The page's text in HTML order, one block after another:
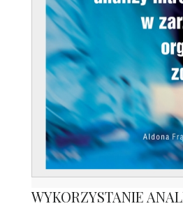
WYKORZYSTANIE